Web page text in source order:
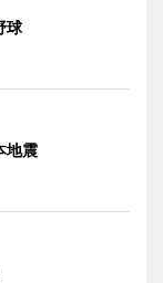
球
地震